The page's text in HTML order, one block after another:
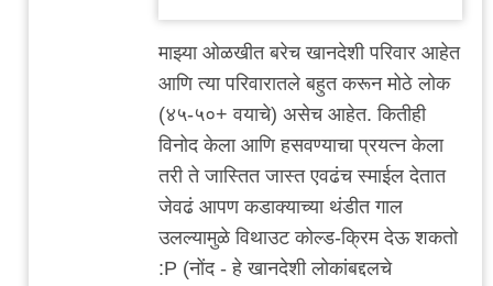
माझ्या ओळखीत बरेच खानदेशी परिवार आहेत
आणि त्या परिवारातले बहुत करून मोठे लोक
(४५-५०+ वयाचे) असेच आहेत. कितीही
विनोद केला आणि हसवण्याचा प्रयत्न केला
तरी ते जास्तित जास्त एवढंच स्माईल देतात
जेवढं आपण कडाक्याच्या थंडीत गाल
उलल्यामुळे विथाउट कोल्ड-क्रिम देऊ शकतो
:P (नोंद - हे खानदेशी लोकांबद्दलचे